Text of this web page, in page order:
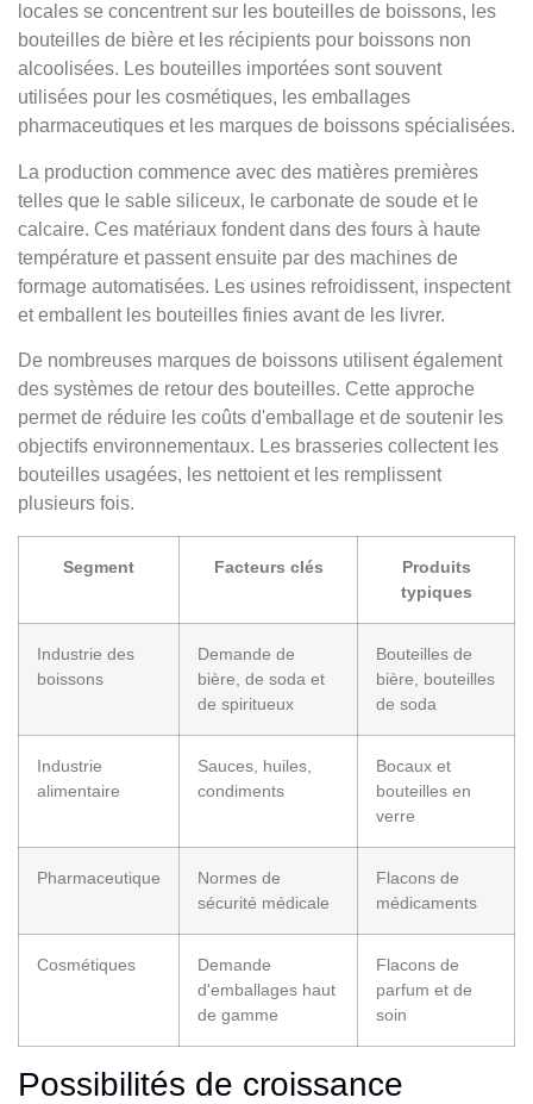
locales se concentrent sur les bouteilles de boissons, les
bouteilles de bière et les récipients pour boissons non
alcoolisées. Les bouteilles importées sont souvent
utilisées pour les cosmétiques, les emballages
pharmaceutiques et les marques de boissons spécialisées.
La production commence avec des matières premières
telles que le sable siliceux, le carbonate de soude et le
calcaire. Ces matériaux fondent dans des fours à haute
température et passent ensuite par des machines de
formage automatisées. Les usines refroidissent, inspectent
et emballent les bouteilles finies avant de les livrer.
De nombreuses marques de boissons utilisent également
des systèmes de retour des bouteilles. Cette approche
permet de réduire les coûts d'emballage et de soutenir les
objectifs environnementaux. Les brasseries collectent les
bouteilles usagées, les nettoient et les remplissent
plusieurs fois.
Segment Facteurs clés
Produits
typiques
Industrie des
boissons
Demande de
bière, de soda et
de spiritueux
Bouteilles de
bière, bouteilles
de soda
Industrie
alimentaire
Sauces, huiles,
condiments
Bocaux et
bouteilles en
verre
Pharmaceutique
Normes de
sécurité médicale
Flacons de
médicaments
Cosmétiques
Demande
d'emballages haut
de gamme
Flacons de
parfum et de
soin
Possibilités de croissance